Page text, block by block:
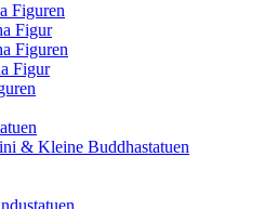
Figuren
Figur
Figuren
Figur
& Kleine Buddhastatuen